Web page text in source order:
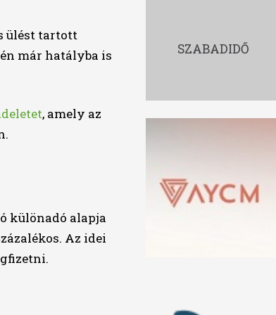
ülést tartott
már hatályba is
, amely az
különadó alapja
Az idei
SZABADIDŐ